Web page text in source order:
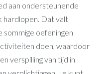
aan ondersteunende
hardlopen. Dat valt
sommige oefeningen
doen, waardoor
verspilling van tijd in